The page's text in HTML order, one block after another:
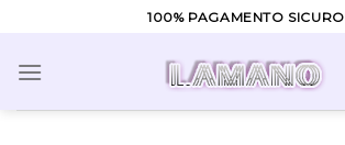
content
100% PAGAMENTO SICURO